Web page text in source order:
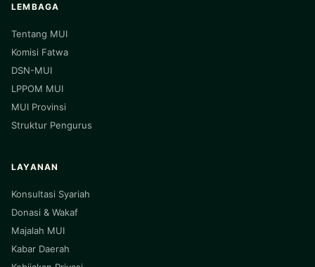
LEMBAGA
Tentang MUI
Komisi Fatwa
DSN-MUI
LPPOM MUI
MUI Provinsi
Struktur Pengurus
LAYANAN
Konsultasi Syariah
Donasi & Wakaf
Majalah MUI
Kabar Daerah